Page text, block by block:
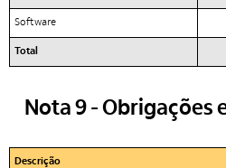
Software
Total
Nota 9 - Obrigações
Descrição